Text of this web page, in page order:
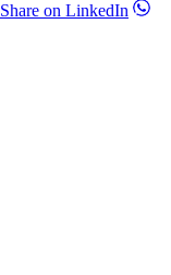
Share on LinkedIn